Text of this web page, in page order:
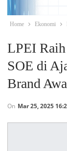
Home Ekonomi
LPEI Raih
SOE di
Brand
On Mar 25, 2025